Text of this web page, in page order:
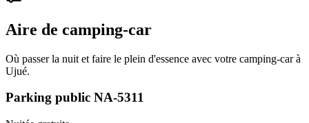
Aire de camping-car
Où passer la nuit et faire le plein d'essence avec votre camping-car à
Ujué.
Parking public NA-5311